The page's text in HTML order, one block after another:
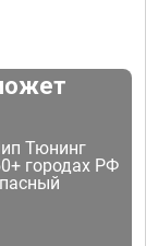
Тюнинг
городах РФ